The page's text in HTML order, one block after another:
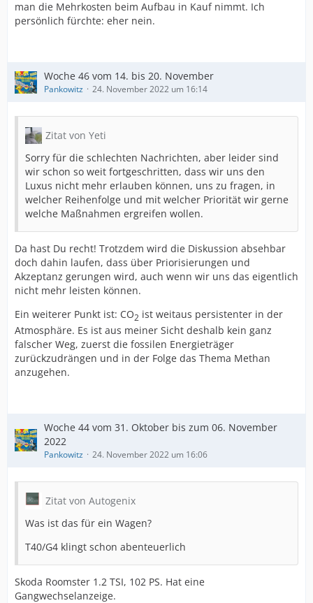
man die Mehrkosten beim Aufbau in Kauf nimmt. Ich
persönlich fürchte: eher nein.
Woche 46 vom 14. bis 20. November
Pankowitz 24. November 2022 um 16:14
Zitat von Yeti
Sorry für die schlechten Nachrichten, aber leider sind
wir schon so weit fortgeschritten, dass wir uns den
Luxus nicht mehr erlauben können, uns zu fragen, in
welcher Reihenfolge und mit welcher Priorität wir gerne
welche Maßnahmen ergreifen wollen.
Da hast Du recht! Trotzdem wird die Diskussion absehbar
doch dahin laufen, dass über Priorisierungen und
Akzeptanz gerungen wird, auch wenn wir uns das eigentlich
nicht mehr leisten können.
Ein weiterer Punkt ist: CO2 ist weitaus persistenter in der
Atmosphäre. Es ist aus meiner Sicht deshalb kein ganz
falscher Weg, zuerst die fossilen Energieträger
zurückzudrängen und in der Folge das Thema Methan
anzugehen.
Woche 44 vom 31. Oktober bis zum 06. November
2022
Pankowitz 24. November 2022 um 16:06
Zitat von Autogenix
Was ist das für ein Wagen?
T40/G4 klingt schon abenteuerlich
Skoda Roomster 1.2 TSI, 102 PS. Hat eine
Gangwechselanzeige.